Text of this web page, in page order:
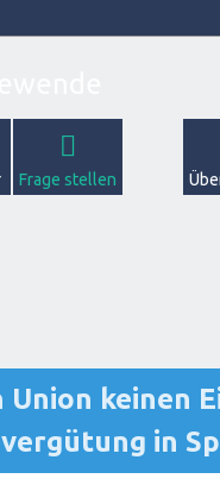
Frage stellen
Union keinen
in